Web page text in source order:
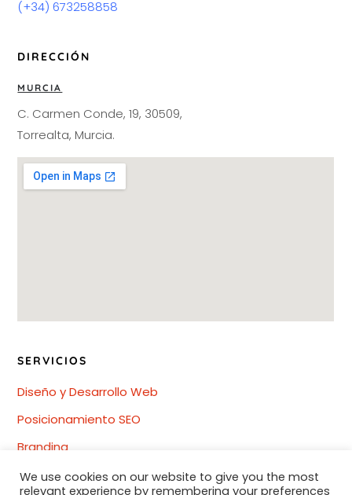
(+34) 673258858
DIRECCIÓN
MURCIA
C. Carmen Conde, 19, 30509,
Torrealta, Murcia.
SERVICIOS
Diseño y Desarrollo Web
Posicionamiento SEO
Branding
Redes Sociales
We use cookies on our website to give you the most
relevant experience by remembering your preferences